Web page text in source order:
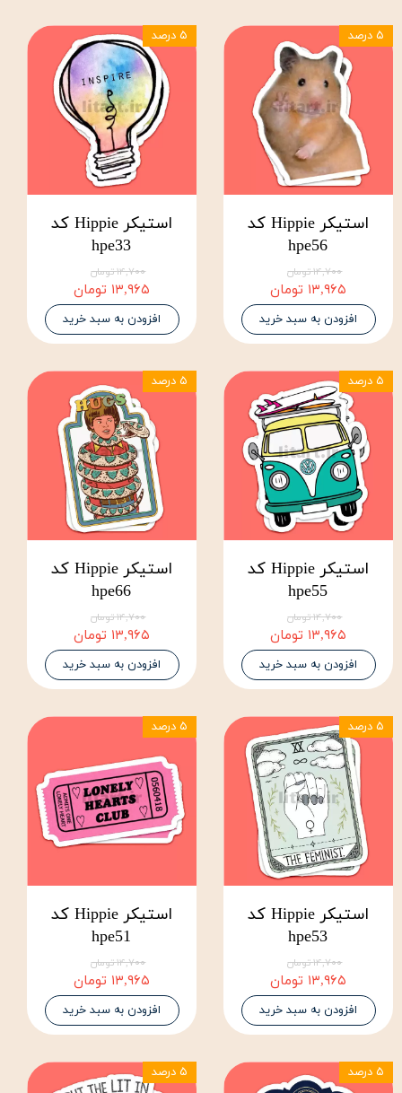
استیکر Hippie کد
hpe56
۱۴,۷۰۰ تومان
۱۳,۹۶۵ تومان
افزودن به سبد خرید
۵ درصد
استیکر Hippie کد
hpe33
۱۴,۷۰۰ تومان
۱۳,۹۶۵ تومان
افزودن به سبد خرید
۵ درصد
استیکر Hippie کد
hpe55
۱۴,۷۰۰ تومان
۱۳,۹۶۵ تومان
افزودن به سبد خرید
۵ درصد
استیکر Hippie کد
hpe66
۱۴,۷۰۰ تومان
۱۳,۹۶۵ تومان
افزودن به سبد خرید
۵ درصد
استیکر Hippie کد
hpe53
۱۴,۷۰۰ تومان
۱۳,۹۶۵ تومان
افزودن به سبد خرید
۵ درصد
استیکر Hippie کد
hpe51
۱۴,۷۰۰ تومان
۱۳,۹۶۵ تومان
افزودن به سبد خرید
۵ درصد
۵ درصد ۵ درصد